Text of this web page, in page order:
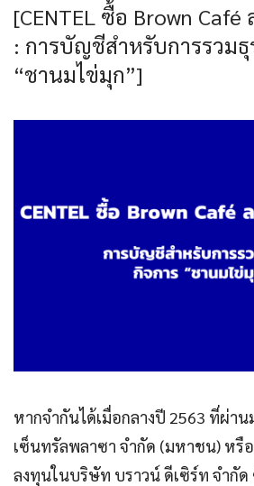
[CENTEL ซื้อ Brown
: การบัญชีสำหรับการรวมธุ
“ชานมไข่มุก”]
หากจำกันได้เมื่อกลางปี 2563 ที่ผ่า
เซ็นทรัลพลาซา จำกัด (มหาชน) หรือ
ลงทุนในบริษัท บราวน์ ดีเซิร์ท จำกัด